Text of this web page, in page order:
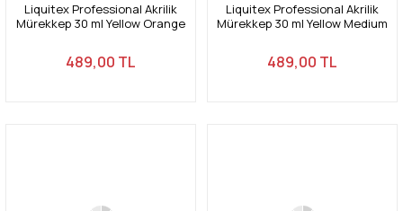
Liquitex Professional Akrilik
Mürekkep 30 ml Yellow Orange
489,00 TL
Liquitex Professional Akrilik
Mürekkep 30 ml Yellow Medium
489,00 TL